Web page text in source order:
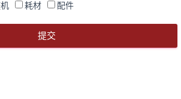
耗材 配件
提交